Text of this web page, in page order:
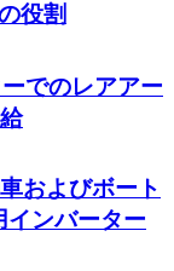
役割
でのレアアー
およびボート
ンバーター